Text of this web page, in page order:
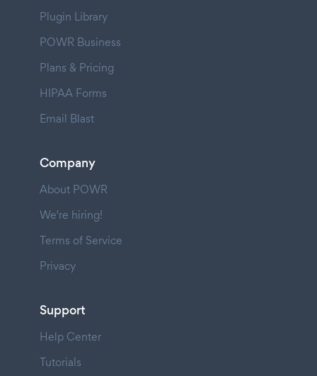
Plugin Library
POWR Business
Plans & Pricing
HIPAA Forms
Email Blast
Company
About POWR
We're hiring!
Terms of Service
Privacy
Support
Help Center
Tutorials